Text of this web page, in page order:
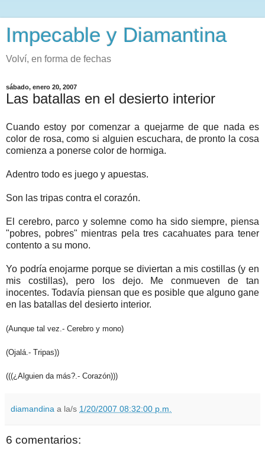
Impecable y Diamantina
Volví, en forma de fechas
sábado, enero 20, 2007
Las batallas en el desierto interior
Cuando estoy por comenzar a quejarme de que nada es
color de rosa, como si alguien escuchara, de pronto la cosa
comienza a ponerse color de hormiga.
Adentro todo es juego y apuestas.
Son las tripas contra el corazón.
El cerebro, parco y solemne como ha sido siempre, piensa
"pobres, pobres" mientras pela tres cacahuates para tener
contento a su mono.
Yo podría enojarme porque se diviertan a mis costillas (y en
mis costillas), pero los dejo. Me conmueven de tan
inocentes. Todavía piensan que es posible que alguno gane
en las batallas del desierto interior.
(Aunque tal vez.- Cerebro y mono)
(Ojalá.- Tripas))
(((¿Alguien da más?.- Corazón)))
diamandina a la/s 1/20/2007 08:32:00 p.m.
6 comentarios: